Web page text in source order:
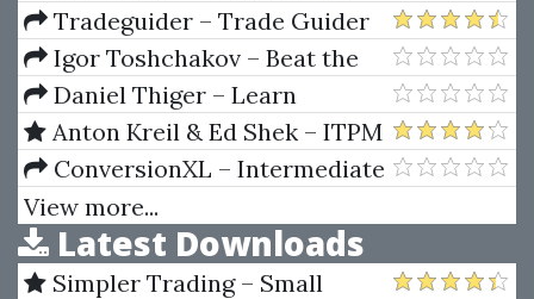
Blueprints
Tradeguider – Trade Guider
professional Chart Reading Boot
Camp (2 CD)
Igor Toshchakov – Beat the
Odds in Forex Trading
Daniel Thiger – Learn
Squared - Substance Designer
Anton Kreil & Ed Shek – ITPM
How I Find Kick Ass Trade Ideas!
With Ed Shek
ConversionXL – Intermediate
Google Analytic
View more...
Latest Downloads
Simpler Trading – Small